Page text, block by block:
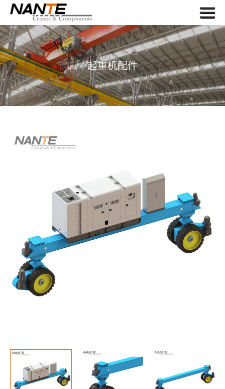
首页
关于我们
起重机
起重机组件
新闻
搜索
起重机配件